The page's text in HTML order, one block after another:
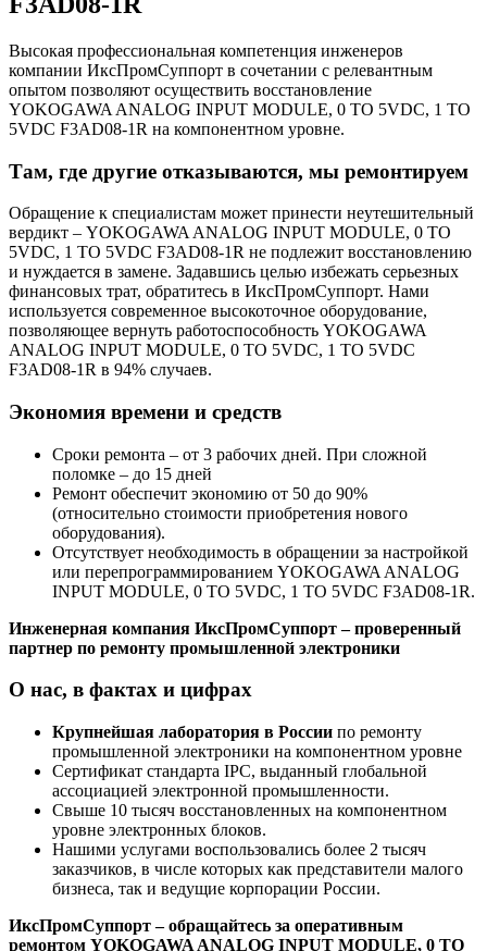
Высокая профессиональная компетенция инженеров
компании ИксПромСуппорт в сочетании с релевантным
опытом позволяют осуществить восстановление
YOKOGAWA ANALOG INPUT MODULE, 0 TO 5VDC, 1 TO
5VDC F3AD08-1R на компонентном уровне.
Там, где другие отказываются, мы ремонтируем
Обращение к специалистам может принести неутешительный
вердикт – YOKOGAWA ANALOG INPUT MODULE, 0 TO
5VDC, 1 TO 5VDC F3AD08-1R не подлежит восстановлению
и нуждается в замене. Задавшись целью избежать серьезных
финансовых трат, обратитесь в ИксПромСуппорт. Нами
используется современное высокоточное оборудование,
позволяющее вернуть работоспособность YOKOGAWA
ANALOG INPUT MODULE, 0 TO 5VDC, 1 TO 5VDC
F3AD08-1R в 94% случаев.
Экономия времени и средств
Сроки ремонта – от 3 рабочих дней. При сложной
поломке – до 15 дней
Ремонт обеспечит экономию от 50 до 90%
(относительно стоимости приобретения нового
оборудования).
Отсутствует необходимость в обращении за настройкой
или перепрограммированием YOKOGAWA ANALOG
INPUT MODULE, 0 TO 5VDC, 1 TO 5VDC F3AD08-1R.
Инженерная компания ИксПромСуппорт – проверенный
партнер по ремонту промышленной электроники
О нас, в фактах и цифрах
Крупнейшая лаборатория в России по ремонту
промышленной электроники на компонентном уровне
Сертификат стандарта IPC, выданный глобальной
ассоциацией электронной промышленности.
Свыше 10 тысяч восстановленных на компонентном
уровне электронных блоков.
Нашими услугами воспользовались более 2 тысяч
заказчиков, в числе которых как представители малого
бизнеса, так и ведущие корпорации России.
ИксПромСуппорт – обращайтесь за оперативным
ремонтом YOKOGAWA ANALOG INPUT MODULE, 0 TO